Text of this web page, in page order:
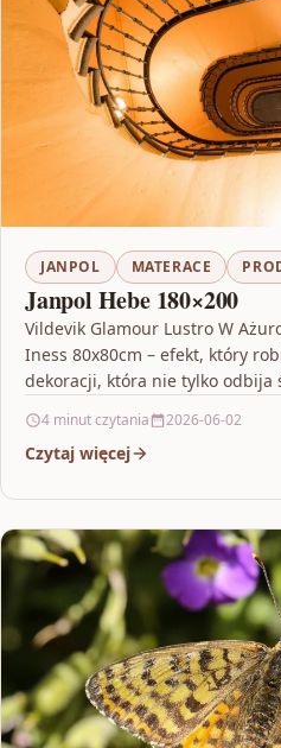
JANPOL MATERACE
Janpol Hebe 180×200
Vildevik Glamour Lustro W
Iness 80x80cm – efekt, który
dekoracji, która nie tylko odbija
4 minut czytania 2026-06-02
Czytaj więcej